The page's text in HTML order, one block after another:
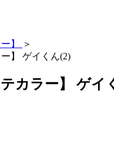
】
＞
】 ゲイくん(2)
カラー】 ゲイ